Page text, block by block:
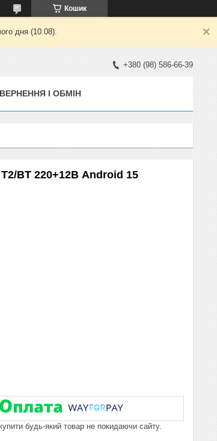
Кошик
дня (10.08).
+380 (98) 586-66-39
І ОБМІН
BT 220+12В Android 15
будь-який товар не покидаючи сайту.